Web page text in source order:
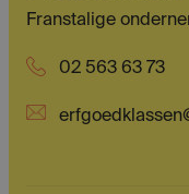
Franstalige
02 563 63 73